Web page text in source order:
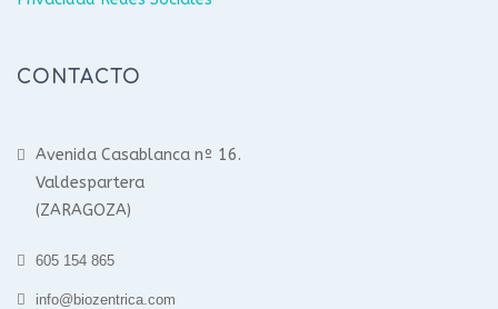
CONTACTO
Avenida Casablanca nº 16.
Valdespartera
(ZARAGOZA)
605 154 865
info@biozentrica.com